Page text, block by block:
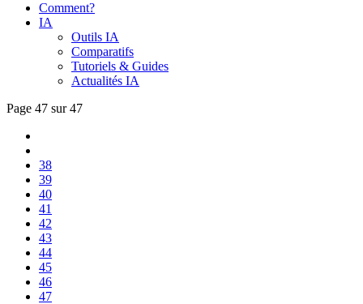
Comment?
IA
Outils IA
Comparatifs
Tutoriels & Guides
Actualités IA
Page 47 sur 47
38
39
40
41
42
43
44
45
46
47